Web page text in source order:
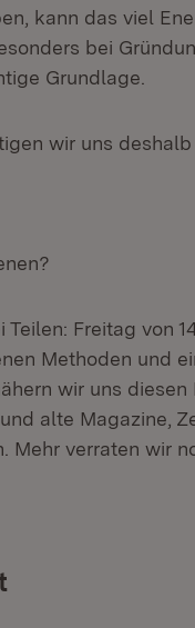
kann das viel
bei
Grundlage.
wir uns
Freitag von
Methoden und
wir uns
alte Magazine,
Mehr verraten wir